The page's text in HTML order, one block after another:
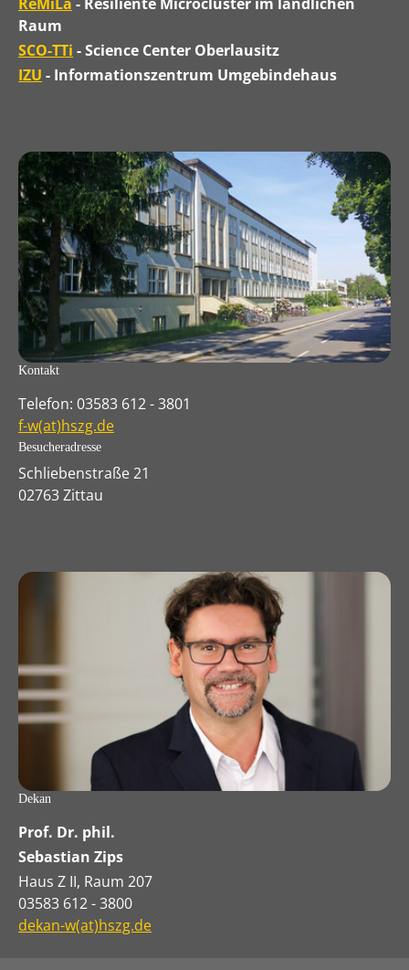
Raum
SCO-TTi - Science Center Oberlausitz
IZU - Informationszentrum Umgebindehaus
Kontakt
Telefon: 03583 612 - 3801
f-w(at)hszg.de
Besucheradresse
Schliebenstraße 21
02763 Zittau
Dekan
Prof. Dr. phil.
Sebastian Zips
Haus Z II, Raum 207
03583 612 - 3800
dekan-w(at)hszg.de